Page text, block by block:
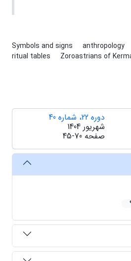
Symbols and signs anthropology
ritual tables
Zoroastrians of
دوره 22، شماره 40
شهریور 1404
صفحه 45-70